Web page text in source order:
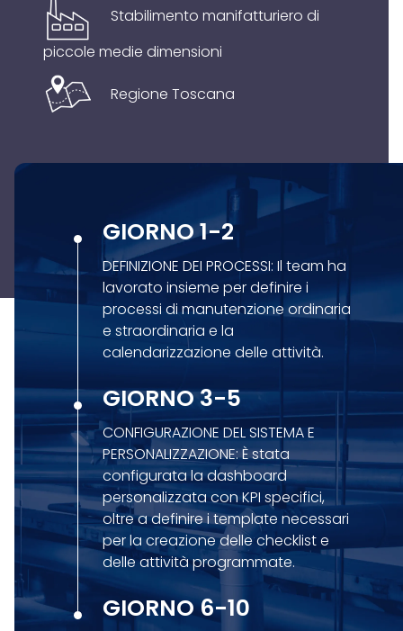
Stabilimento manifatturiero di
piccole medie dimensioni
Regione Toscana
GIORNO 1-2
DEFINIZIONE DEI PROCESSI: Il team ha
lavorato insieme per definire i
processi di manutenzione ordinaria
e straordinaria e la
calendarizzazione delle attività.
GIORNO 3-5
CONFIGURAZIONE DEL SISTEMA E
PERSONALIZZAZIONE: È stata
configurata la dashboard
personalizzata con KPI specifici,
oltre a definire i template necessari
per la creazione delle checklist e
delle attività programmate.
GIORNO 6-10